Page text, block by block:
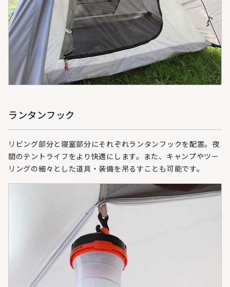
ランタンフック
リビング部分と寝室部分にそれぞれランタンフックを配置。夜
間のテントライフをより快適にします。また、キャンプやツー
リングの細々とした道具・装備を吊るすことも可能です。